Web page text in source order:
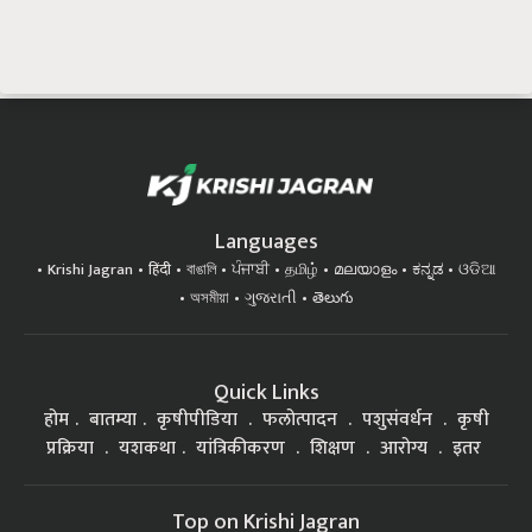
Languages
Krishi Jagran हिंदी বাঙালি ਪੰਜਾਬੀ தமிழ் മലയാളം ಕನ್ನಡ
ଓଡିଆ
অসমীয়া
ગુજરાતી తెలుగు
Quick Links
होम बातम्या कृषीपीडिया फलोत्पादन पशुसंवर्धन
कृषी
प्रक्रिया
यशकथा यांत्रिकीकरण शिक्षण आरोग्य इतर
Top on Krishi Jagran